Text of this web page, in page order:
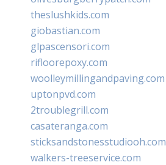
theslushkids.com
giobastian.com
glpascensori.com
rifloorepoxy.com
woolleymillingandpaving.com
uptonpvd.com
2troublegrill.com
casateranga.com
sticksandstonesstudiooh.com
walkers-treeservice.com